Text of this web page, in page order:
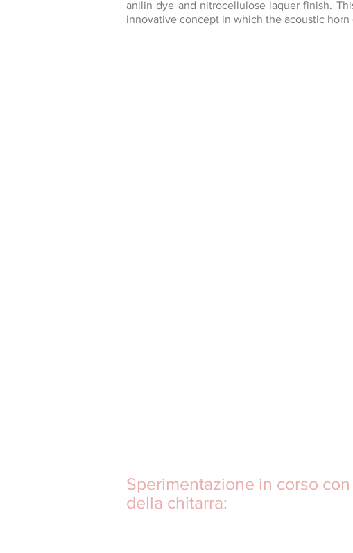
anilin dye and nitrocellulose laquer finish.
innovative concept in which the acoustic
Sperimentazione in corso
della chitarra: